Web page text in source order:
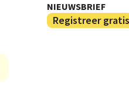
NIEUWSBRIEF
Registreer gratis